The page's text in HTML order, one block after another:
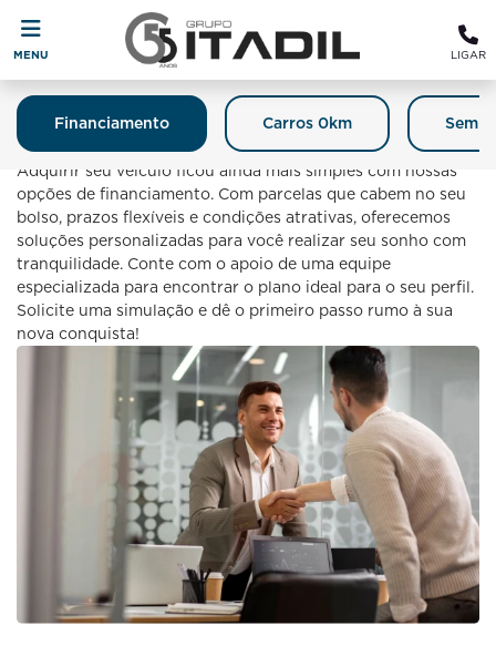
MENU LIGAR
Carros 0km
Financiamento
Financiamento
Adquirir seu veículo ficou ainda mais simples com nossas
opções de financiamento. Com parcelas que cabem no seu
bolso, prazos flexíveis e condições atrativas, oferecemos
soluções personalizadas para você realizar seu sonho com
tranquilidade. Conte com o apoio de uma equipe
especializada para encontrar o plano ideal para o seu perfil.
Solicite uma simulação e dê o primeiro passo rumo à sua
nova conquista!